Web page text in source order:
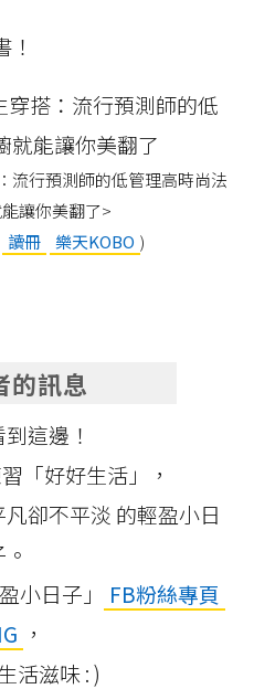
流行預測師的低管理高時尚法
讓你美翻了>
讀冊 樂天KOBO )
的訊息
這邊！
「好好生活」，
卻不平淡 的輕盈小日
小日子」
FB粉絲專頁
IG ，
活滋味 : )